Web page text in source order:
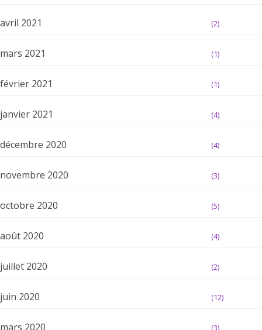
avril 2021 (2)
mars 2021 (1)
février 2021 (1)
janvier 2021 (4)
décembre 2020 (4)
novembre 2020 (3)
octobre 2020 (5)
août 2020 (4)
juillet 2020 (2)
juin 2020 (12)
mars 2020 (3)